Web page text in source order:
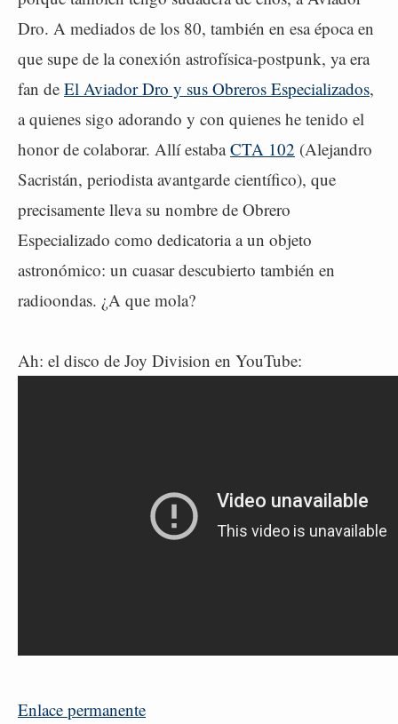
Dro. A mediados de los 80, también en esa época en
que supe de la conexión astrofísica-postpunk, ya era
fan de El Aviador Dro y sus Obreros Especializados,
a quienes sigo adorando y con quienes he tenido el
honor de colaborar. Allí estabaCTA 102 (Alejandro
Sacristán, periodista avantgarde científico), que
precisamente lleva su nombre de Obrero
Especializado como dedicatoria a un objeto
astronómico: un cuasar descubierto también en
radioondas. ¿A que mola?
Ah: el disco de Joy Division en YouTube:
Enlace permanente